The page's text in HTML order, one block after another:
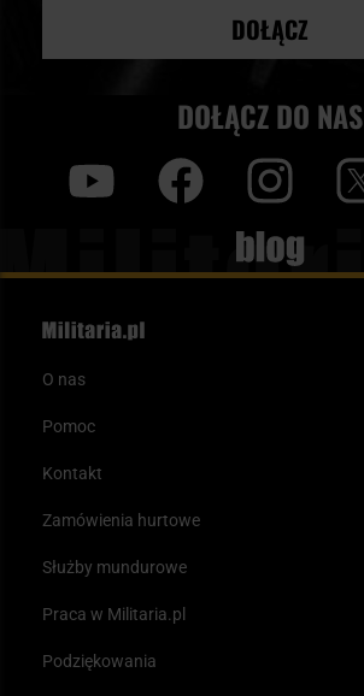
DOŁĄCZ
DOŁĄCZ DO NAS
Blog
O nas
Pomoc
Kontakt
Zamówienia hurtowe
Służby mundurowe
Praca w Militaria.pl
Podziękowania